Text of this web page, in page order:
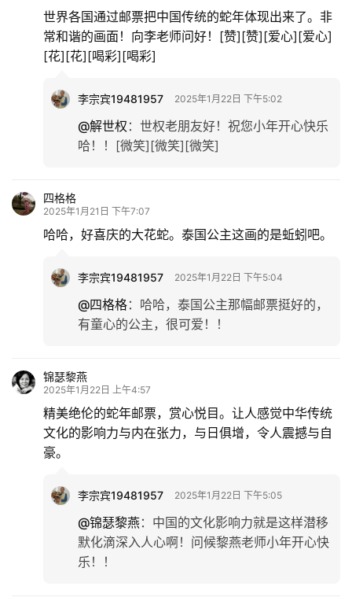
世界各国通过邮票把中国传统的蛇年体现出来了。非
常和谐的画面！向李老师问好！[赞][赞][爱心][爱心]
[花][花][喝彩][喝彩]
李宗宾19481957 2025年1月22日 下午5:02
@解世权 ： 世权老朋友好！祝您小年开心快乐
哈！！[微笑][微笑][微笑]
四格格
2025年1月21日 下午7:07
哈哈，好喜庆的大花蛇。泰国公主这画的是蚯蚓吧。
李宗宾19481957 2025年1月22日 下午5:04
@四格格： 哈哈，泰国公主那幅邮票挺好的，
有童心的公主，很可爱！！
锦瑟黎燕
2025年1月22日 上午4:57
精美绝伦的蛇年邮票，赏心悦目。让人感觉中华传统
文化的影响力与内在张力，与日俱增，令人震撼与自
豪。
李宗宾19481957 2025年1月22日 下午5:05
@锦瑟黎燕： 中国的文化影响力就是这样潜移
默化滴深入人心啊！问候黎燕老师小年开心快
乐！！